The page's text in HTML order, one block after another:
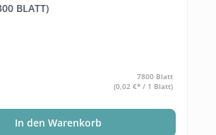
BLATT)
7800 Blatt
(0,02 €* / 1 Blatt)
In den Warenkorb